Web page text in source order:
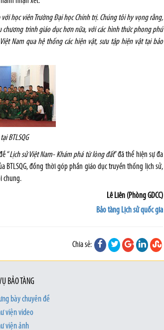
học viên Trường Đại học Chính trị. Chúng tôi hy vọng rằng,
chương trình giáo dục hơn nữa, với các hình thức phong phú
Nam qua hệ thống các hiện vật, sưu tập hiện vật tại bảo
BTLSQG
“Lịch sử Việt Nam- Khám phá từ lòng đất” đã thể hiện sự đa
BTLSQG, đồng thời góp phần giáo dục truyền thống lịch sử,
chung.
Lê Liên (Phòng GDCC)
Bảo tàng Lịch sử quốc gia
Chia sẻ:
BẢO TÀNG
bày chuyên đề
viện video
viện ảnh